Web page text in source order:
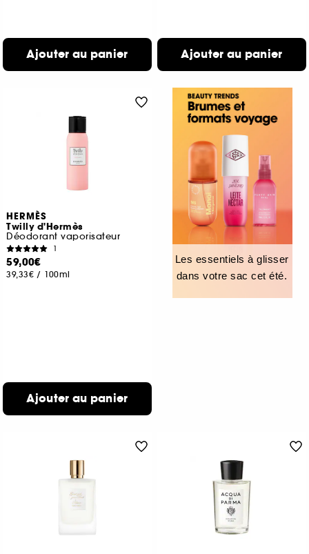
Ajouter au panier Ajouter au panier
HERMÈS
Twilly d'Hermès
Déodorant vaporisateur
1
59,00€
39,33€ / 100ml
Ajouter au panier
Les essentiels à glisser
dans votre sac cet été.